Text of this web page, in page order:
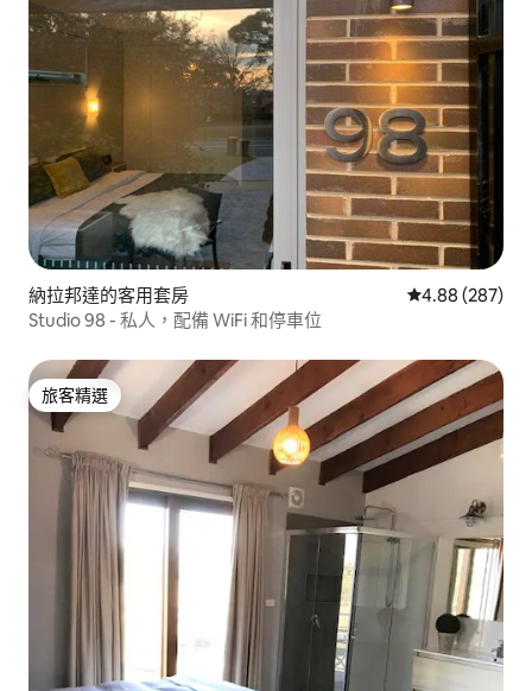
納拉邦達的客用套房 從 287 則評價
4.88 (287)
Studio 98 - 私人，配備 WiFi 和停車位
旅客精選
旅客精選